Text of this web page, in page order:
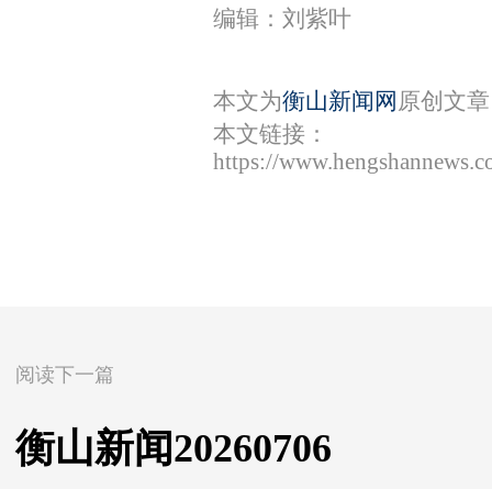
编辑：刘紫叶
本文为衡山新闻网 原创文
本文链接：
https://
阅读下一篇
衡山新闻20260706